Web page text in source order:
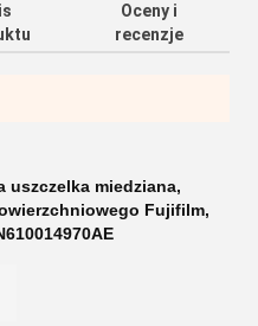
Oceny i
recenzje
uszczelka miedziana,
Fujifilm,